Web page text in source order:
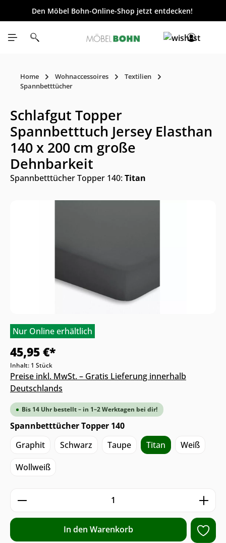
springen
Den Möbel Bohn-Online-Shop jetzt entdecken!
Home Wohnaccessoires
Textilien
Spannbetttücher
Schlafgut Topper
Spannbetttuch Jersey Elasthan
140 x 200 cm große
Dehnbarkeit
Spannbetttücher Topper 140:Titan
Nur Online erhältlich
45,95 €*
Inhalt: 1 Stück
Preise inkl. MwSt. – Gratis Lieferung innerhalb
Deutschlands
Bis 14 Uhr bestellt – in 1–2 Werktagen bei dir!
Spannbetttücher Topper 140
Graphit
Schwarz Taupe Titan
Weiß
Wollweiß
Produkt Anzahl: Gib den
In den Warenkorb